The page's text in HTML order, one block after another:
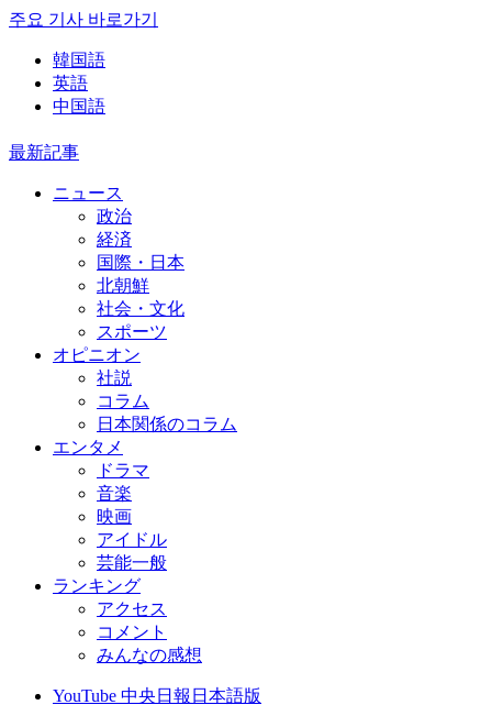
주요 기사 바로가기
韓国語
英語
中国語
最新記事
ニュース
政治
経済
国際・日本
北朝鮮
社会・文化
スポーツ
オピニオン
社説
コラム
日本関係のコラム
エンタメ
ドラマ
音楽
映画
アイドル
芸能一般
ランキング
アクセス
コメント
みんなの感想
YouTube 中央日報日本語版